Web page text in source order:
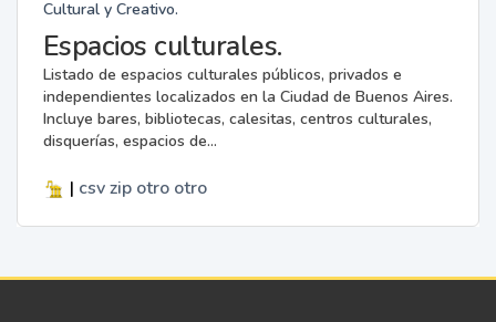
Cultural y Creativo.
Espacios culturales.
Listado de espacios culturales públicos, privados e
independientes localizados en la Ciudad de Buenos Aires.
Incluye bares, bibliotecas, calesitas, centros culturales,
disquerías, espacios de...
| csv zip otro otro